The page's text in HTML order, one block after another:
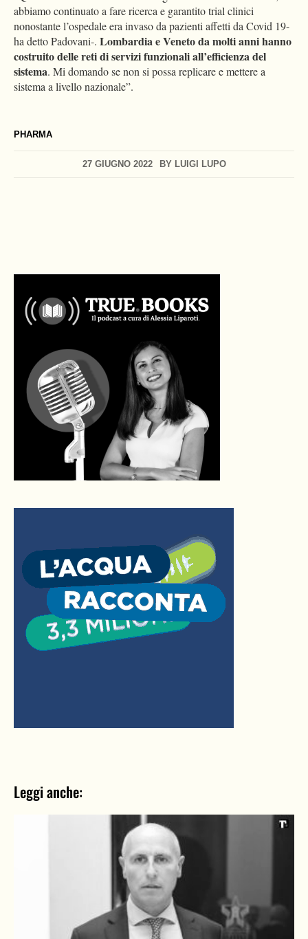
PHARMA
27 GIUGNO 2022 BY LUIGI LUPO
abbiamo continuato a fare ricerca e garantito trial clinici
nonostante l’ospedale era invaso da pazienti affetti da Covid 19-
ha detto Padovani-. Lombardia e Veneto da molti anni hanno
costruito delle reti di servizi funzionali all’efficienza del
sistema. Mi domando se non si possa replicare e mettere a
sistema a livello nazionale”.
Leggi anche: